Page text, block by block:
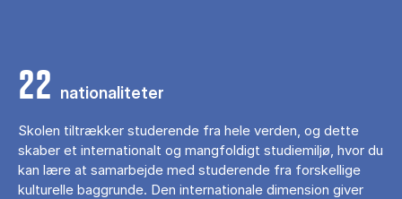
22 nationaliteter
Skolen tiltrækker studerende fra hele verden, og dette
skaber et internationalt og mangfoldigt studiemiljø, hvor du
kan lære at samarbejde med studerende fra forskellige
kulturelle baggrunde. Den internationale dimension giver